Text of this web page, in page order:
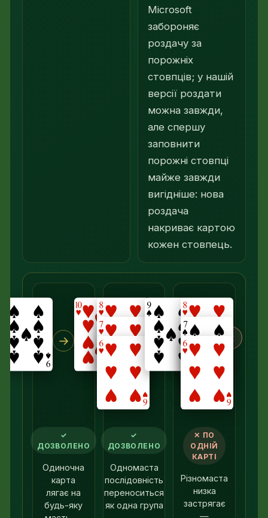
Microsoft
забороняє
роздачу за
порожніх
стовпців; у нашій
версії роздати
можна завжди,
але спершу
заповнити
порожні стовпці
майже завжди
вигідніше: нова
роздача
накриває картою
кожен стовпець.
→
✓
ДОЗВОЛЕНО
Одиночна
карта
лягає на
будь-яку
→
✓
ДОЗВОЛЕНО
Одномаста
послідовність
переноситься
як одна група
×
✕ ПО
ОДНІЙ
КАРТІ
Різномаста
низка
застрягає
—